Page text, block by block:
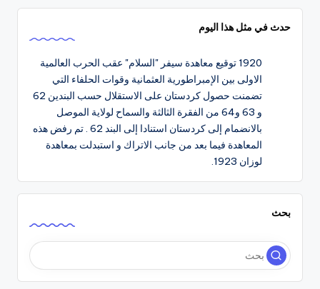
حدث في مثل هذا اليوم
1920 توقيع معاهدة سيفر "السلام" عقب الحرب العالمية
الاولى بين الإمبراطورية العثمانية وقوات الحلفاء التي
تضمنت حصول كردستان على الاستقلال حسب البندين 62
و 63 و64 من الفقرة الثالثة والسماح لولاية الموصل
بالانضمام إلى كردستان استنادا إلى البند 62 . تم رفض هذه
المعاهدة فيما بعد من جانب الاتراك و استبدلت بمعاهدة
لوزان 1923.
بحث